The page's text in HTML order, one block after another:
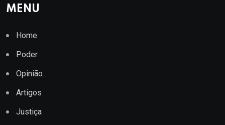
MENU
Home
Poder
Opinião
Artigos
Justiça